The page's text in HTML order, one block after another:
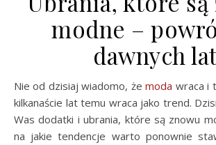
modne –
dawnych
Nie od dzisiaj wiadomo, żemoda wraca i
kilkanaście lat temu wraca jako trend.
Was dodatki i ubrania, które są znowu
na jakie tendencje warto ponownie